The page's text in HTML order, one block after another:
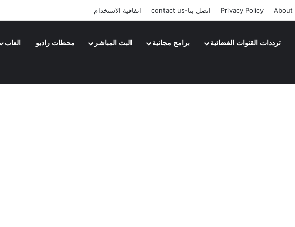
Privacy Policy اتصل بنا-contact us اتفاقية الاستخدام
ترددات القنوات الفضائية برامج مجانية البث المباشر محطات راديو العاب